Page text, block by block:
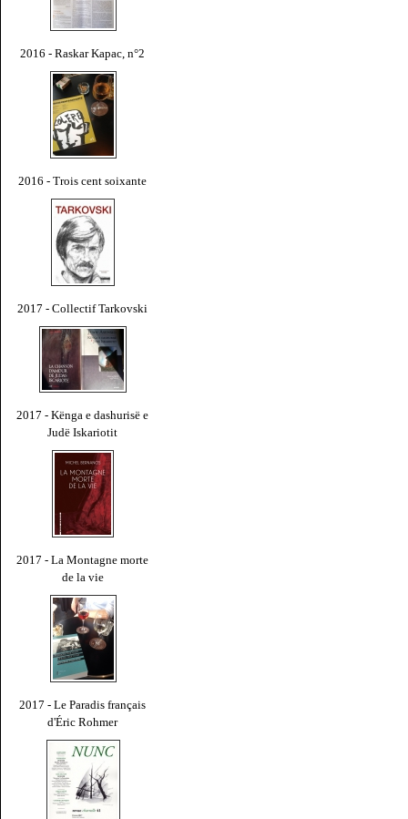
2016 - Raskar Kapac, n°2
2016 - Trois cent soixante
2017 - Collectif Tarkovski
2017 - Kënga e dashurisë e
Judë Iskariotit
2017 - La Montagne morte
de la vie
2017 - Le Paradis français
d'Éric Rohmer